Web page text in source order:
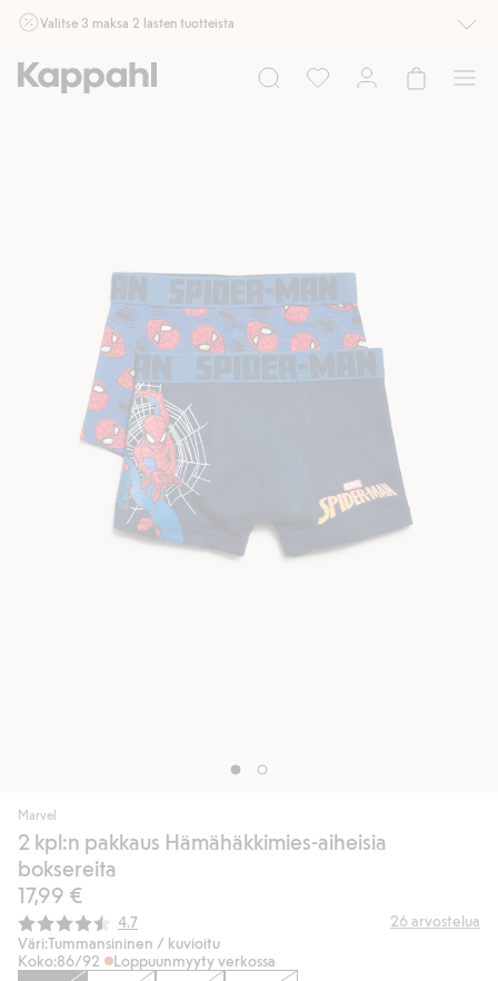
Valitse 3 maksa 2 lasten tuotteista
myymälässä ja verkossa. Ei voi yhdistää muihin alennuksiin tai tarjouksiin.
Marvel
2 kpl:n pakkaus Hämähäkkimies-aiheisia
boksereita
17,99 €
Keskimääräinen luokitus:
4.7 26 arvostelua
Väri:Tummansininen / kuvioitu
Koko:86/92 Loppuunmyyty verkossa